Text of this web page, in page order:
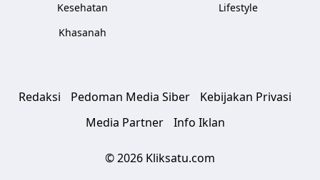
Kesehatan
Khasanah
Lifestyle
Redaksi Pedoman Media Siber
Kebijakan Privasi
Media Partner
Info Iklan
© 2026 Kliksatu.com